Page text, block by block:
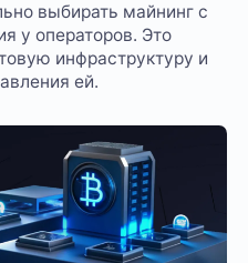
выбирать майнинг с
у операторов. Это
инфраструктуру и
ей.